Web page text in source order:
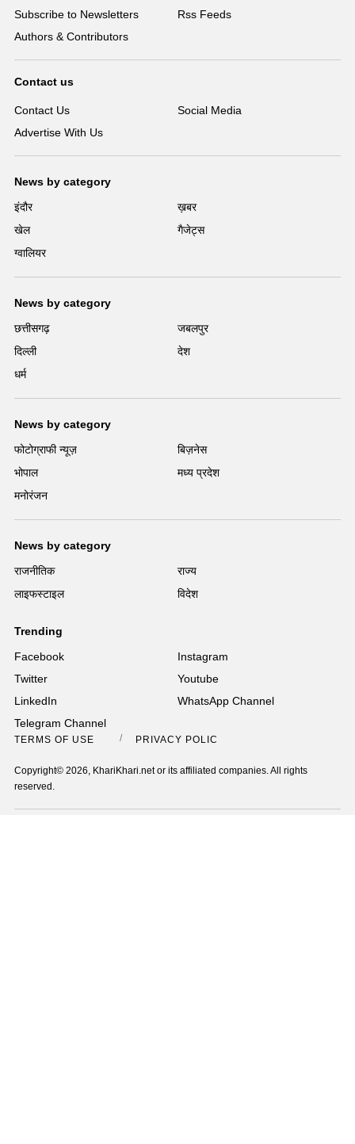
Subscribe to Newsletters
Rss Feeds
Authors & Contributors
Contact us
Contact Us
Social Media
Advertise With Us
News by category
इंदौर
ख़बर
खेल
गैजेट्स
ग्वालियर
News by category
छत्तीसगढ़
जबलपुर
दिल्ली
देश
धर्म
News by category
फोटोग्राफी न्यूज़
बिज़नेस
भोपाल
मध्य प्रदेश
मनोरंजन
News by category
राजनीतिक
राज्य
लाइफस्टाइल
विदेश
Trending
Facebook
Instagram
Twitter
Youtube
LinkedIn
WhatsApp Channel
Telegram Channel
TERMS OF USE PRIVACY POLICY
Copyright© 2026, KhariKhari.net or its affiliated companies. All rights
reserved.